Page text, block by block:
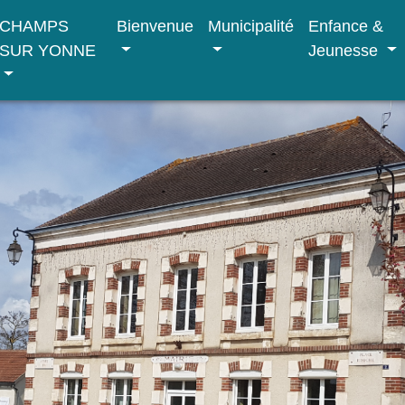
CHAMPS
SUR YONNE
Bienvenue Municipalité
Enfance &
Jeunesse